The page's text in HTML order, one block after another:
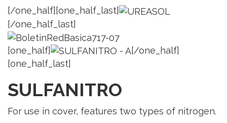
[/one_half][one_half_last]
[/one_half_last]
[one_half]
[/one_half]
[one_half_last]
SULFANITRO
For use in cover, features two types of nitrogen.